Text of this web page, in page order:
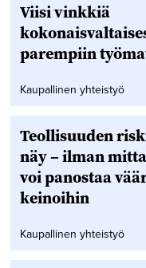
Viisi vinkkiä
parempiin
Kaupallinen yhteistyö
Teollisuuden
näy – ilman
voi panostaa
keinoihin
Kaupallinen yhteistyö